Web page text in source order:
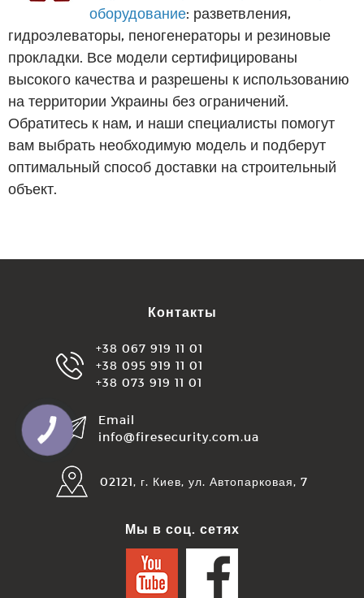
оборудование: разветвления,
гидроэлеваторы, пеногенераторы и резиновые
прокладки. Все модели сертифицированы
высокого качества и разрешены к использованию
на территории Украины без ограничений.
Обратитесь к нам, и наши специалисты помогут
вам выбрать необходимую модель и подберут
оптимальный способ доставки на строительный
объект.
Контакты
+38 067 919 11 01
+38 095 919 11 01
+38 073 919 11 01
Email
info@firesecurity.com.ua
02121, г. Киев, ул. Автопарковая, 7
Мы в соц. сетях
КНОПКА
ЗВ'ЯЗКУ